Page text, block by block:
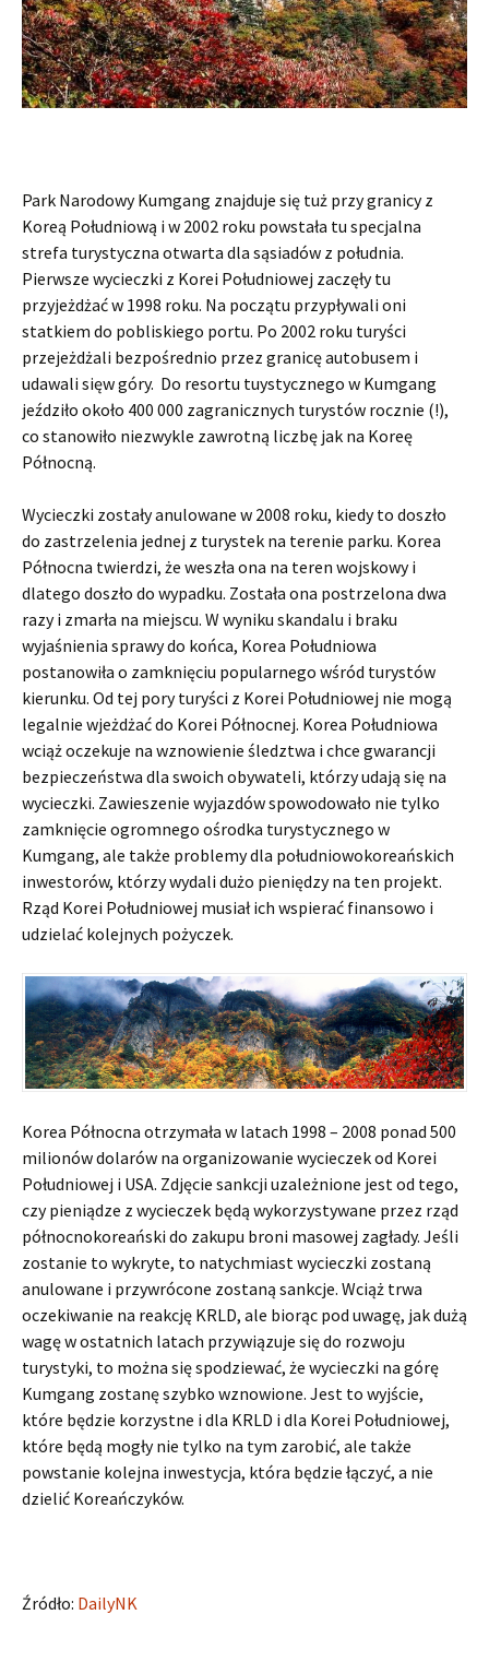
Park Narodowy Kumgang znajduje się tuż przy granicy z
Koreą Południową i w 2002 roku powstała tu specjalna
strefa turystyczna otwarta dla sąsiadów z południa.
Pierwsze wycieczki z Korei Południowej zaczęły tu
przyjeżdżać w 1998 roku. Na początu przypływali oni
statkiem do pobliskiego portu. Po 2002 roku turyści
przejeżdżali bezpośrednio przez granicę autobusem i
udawali sięw góry. Do resortu tuystycznego w Kumgang
jeździło około 400 000 zagranicznych turystów rocznie (!),
co stanowiło niezwykle zawrotną liczbę jak na Koreę
Północną.
Wycieczki zostały anulowane w 2008 roku, kiedy to doszło
do zastrzelenia jednej z turystek na terenie parku. Korea
Północna twierdzi, że weszła ona na teren wojskowy i
dlatego doszło do wypadku. Została ona postrzelona dwa
razy i zmarła na miejscu. W wyniku skandalu i braku
wyjaśnienia sprawy do końca, Korea Południowa
postanowiła o zamknięciu popularnego wśród turystów
kierunku. Od tej pory turyści z Korei Południowej nie mogą
legalnie wjeżdżać do Korei Północnej. Korea Południowa
wciąż oczekuje na wznowienie śledztwa i chce gwarancji
bezpieczeństwa dla swoich obywateli, którzy udają się na
wycieczki. Zawieszenie wyjazdów spowodowało nie tylko
zamknięcie ogromnego ośrodka turystycznego w
Kumgang, ale także problemy dla południowokoreańskich
inwestorów, którzy wydali dużo pieniędzy na ten projekt.
Rząd Korei Południowej musiał ich wspierać finansowo i
udzielać kolejnych pożyczek.
Korea Północna otrzymała w latach 1998 – 2008 ponad 500
milionów dolarów na organizowanie wycieczek od Korei
Południowej i USA. Zdjęcie sankcji uzależnione jest od tego,
czy pieniądze z wycieczek będą wykorzystywane przez rząd
północnokoreański do zakupu broni masowej zagłady. Jeśli
zostanie to wykryte, to natychmiast wycieczki zostaną
anulowane i przywrócone zostaną sankcje. Wciąż trwa
oczekiwanie na reakcję KRLD, ale biorąc pod uwagę, jak dużą
wagę w ostatnich latach przywiązuje się do rozwoju
turystyki, to można się spodziewać, że wycieczki na górę
Kumgang zostanę szybko wznowione. Jest to wyjście,
które będzie korzystne i dla KRLD i dla Korei Południowej,
które będą mogły nie tylko na tym zarobić, ale także
powstanie kolejna inwestycja, która będzie łączyć, a nie
dzielić Koreańczyków.
Źródło: DailyNK